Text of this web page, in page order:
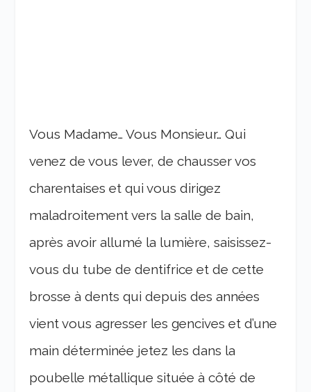
Vous Madame… Vous Monsieur… Qui
venez de vous lever, de chausser vos
charentaises et qui vous dirigez
maladroitement vers la salle de bain,
après avoir allumé la lumière, saisissez-
vous du tube de dentifrice et de cette
brosse à dents qui depuis des années
vient vous agresser les gencives et d’une
main déterminée jetez les dans la
poubelle métallique située à côté de